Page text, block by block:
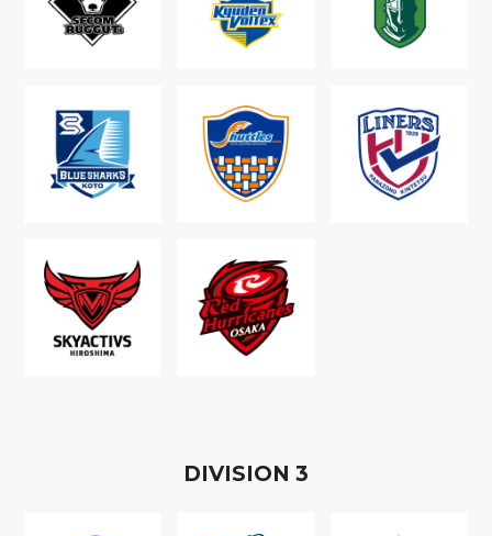
DIVISION 3